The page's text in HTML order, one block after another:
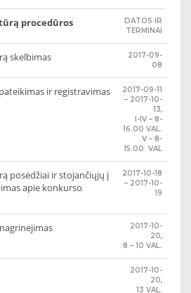
procedūros
DATOS IR
TERMINAI
skelbimas
2017-09-
08
ir registravimas
2017-09-11
– 2017-10-
13,
I-IV – 8-
16.00 VAL.
V – 8-
15.00 VAL
posėdžiai ir stojančiųjų į
apie konkurso
2017-10-18
– 2017-10-
19
2017-10-
20,
8 – 10 VAL.
2017-10-
20,
13 VAL.